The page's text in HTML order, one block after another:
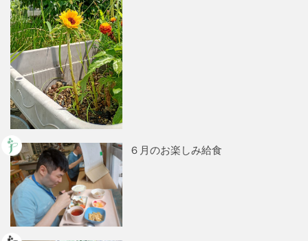
６月のお楽しみ給食